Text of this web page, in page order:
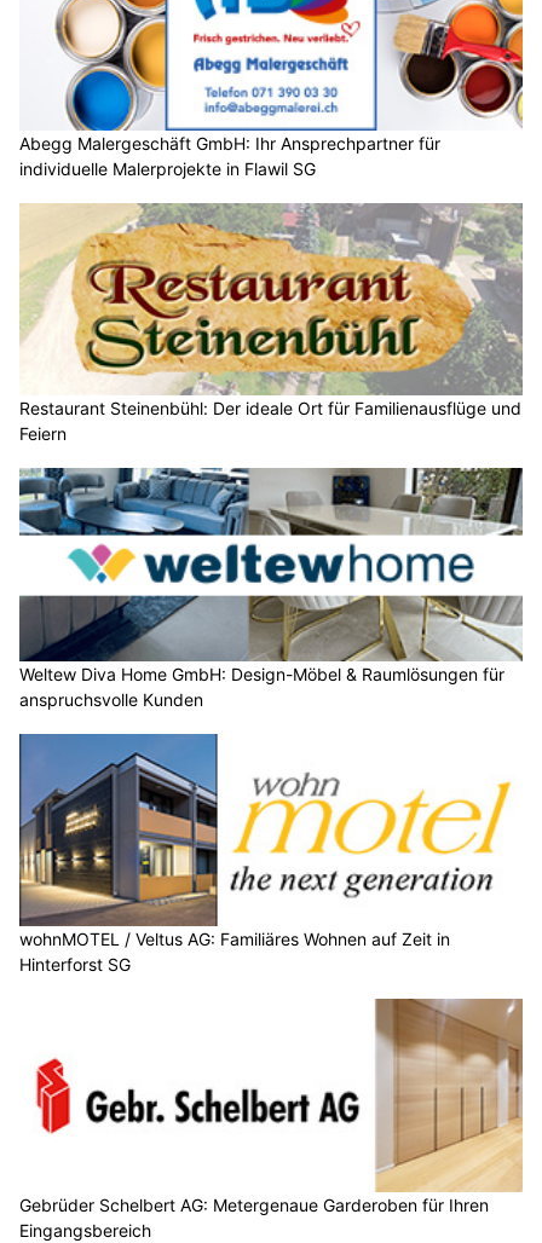
Abegg Malergeschäft GmbH: Ihr Ansprechpartner für
individuelle Malerprojekte in Flawil SG
Restaurant Steinenbühl: Der ideale Ort für Familienausflüge und
Feiern
Weltew Diva Home GmbH: Design-Möbel & Raumlösungen für
anspruchsvolle Kunden
wohnMOTEL / Veltus AG: Familiäres Wohnen auf Zeit in
Hinterforst SG
Gebrüder Schelbert AG: Metergenaue Garderoben für Ihren
Eingangsbereich